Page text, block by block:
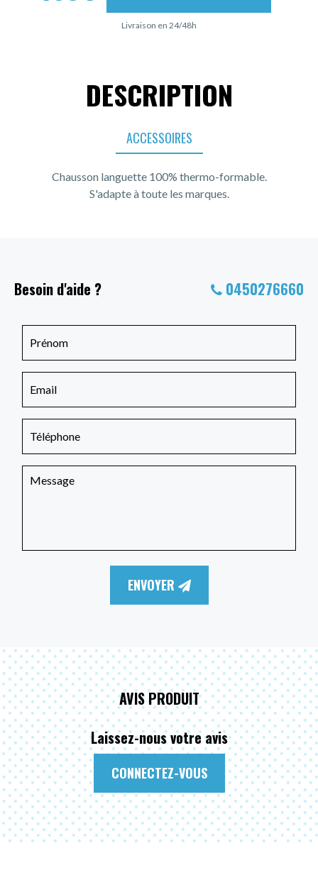
Livraison en 24/48h
DESCRIPTION
ACCESSOIRES
Chausson languette 100% thermo-formable.
S'adapte à toute les marques.
Besoin d'aide ? 0450276660
ENVOYER
AVIS PRODUIT
Laissez-nous votre avis
CONNECTEZ-VOUS